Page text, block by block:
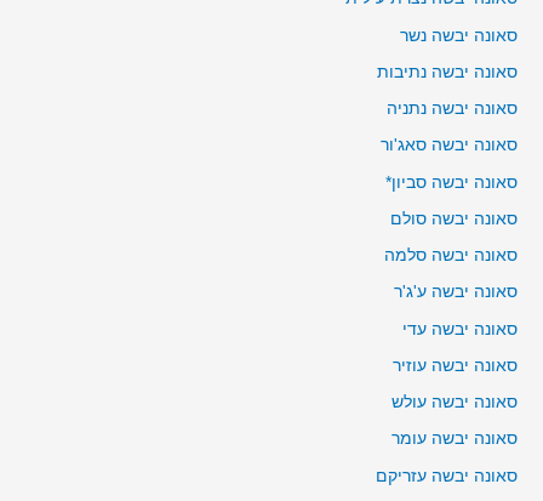
סאונה יבשה נשר
סאונה יבשה נתיבות
סאונה יבשה נתניה
סאונה יבשה סאג'ור
סאונה יבשה סביון*
סאונה יבשה סולם
סאונה יבשה סלמה
סאונה יבשה ע'ג'ר
סאונה יבשה עדי
סאונה יבשה עוזיר
סאונה יבשה עולש
סאונה יבשה עומר
סאונה יבשה עזריקם